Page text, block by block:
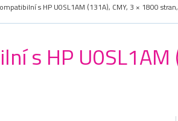
s HP U0SL1AM (131A), CMY, 3 × 1800
s HP